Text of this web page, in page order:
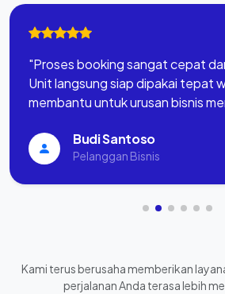
"Proses booking sangat cepat
Unit langsung siap dipakai tepat
membantu untuk urusan bisnis
Budi Santoso
Pelanggan Bisnis
Kami terus berusaha memberikan
perjalanan Anda terasa lebih